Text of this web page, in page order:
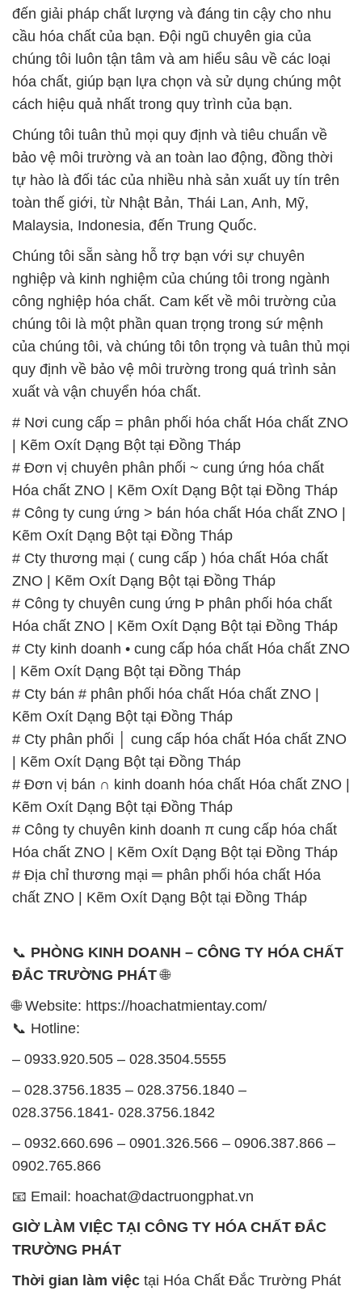
đến giải pháp chất lượng và đáng tin cậy cho nhu
cầu hóa chất của bạn. Đội ngũ chuyên gia của
chúng tôi luôn tận tâm và am hiểu sâu về các loại
hóa chất, giúp bạn lựa chọn và sử dụng chúng một
cách hiệu quả nhất trong quy trình của bạn.
Chúng tôi tuân thủ mọi quy định và tiêu chuẩn về
bảo vệ môi trường và an toàn lao động, đồng thời
tự hào là đối tác của nhiều nhà sản xuất uy tín trên
toàn thế giới, từ Nhật Bản, Thái Lan, Anh, Mỹ,
Malaysia, Indonesia, đến Trung Quốc.
Chúng tôi sẵn sàng hỗ trợ bạn với sự chuyên
nghiệp và kinh nghiệm của chúng tôi trong ngành
công nghiệp hóa chất. Cam kết về môi trường của
chúng tôi là một phần quan trọng trong sứ mệnh
của chúng tôi, và chúng tôi tôn trọng và tuân thủ mọi
quy định về bảo vệ môi trường trong quá trình sản
xuất và vận chuyển hóa chất.
# Nơi cung cấp = phân phối hóa chất Hóa chất ZNO
| Kẽm Oxít Dạng Bột tại Đồng Tháp
# Đơn vị chuyên phân phối ~ cung ứng hóa chất
Hóa chất ZNO | Kẽm Oxít Dạng Bột tại Đồng Tháp
# Công ty cung ứng > bán hóa chất Hóa chất ZNO |
Kẽm Oxít Dạng Bột tại Đồng Tháp
# Cty thương mại ( cung cấp ) hóa chất Hóa chất
ZNO | Kẽm Oxít Dạng Bột tại Đồng Tháp
# Công ty chuyên cung ứng Þ phân phối hóa chất
Hóa chất ZNO | Kẽm Oxít Dạng Bột tại Đồng Tháp
# Cty kinh doanh • cung cấp hóa chất Hóa chất ZNO
| Kẽm Oxít Dạng Bột tại Đồng Tháp
# Cty bán # phân phối hóa chất Hóa chất ZNO |
Kẽm Oxít Dạng Bột tại Đồng Tháp
# Cty phân phối │ cung cấp hóa chất Hóa chất ZNO
| Kẽm Oxít Dạng Bột tại Đồng Tháp
# Đơn vị bán ∩ kinh doanh hóa chất Hóa chất ZNO |
Kẽm Oxít Dạng Bột tại Đồng Tháp
# Công ty chuyên kinh doanh π cung cấp hóa chất
Hóa chất ZNO | Kẽm Oxít Dạng Bột tại Đồng Tháp
# Địa chỉ thương mại ═ phân phối hóa chất Hóa
chất ZNO | Kẽm Oxít Dạng Bột tại Đồng Tháp
📞 PHÒNG KINH DOANH – CÔNG TY HÓA CHẤT
ĐẮC TRƯỜNG PHÁT🌐
🌐 Website: https://hoachatmientay.com/
📞 Hotline:
– 0933.920.505 – 028.3504.5555
– 028.3756.1835 – 028.3756.1840 –
028.3756.1841- 028.3756.1842
– 0932.660.696 – 0901.326.566 – 0906.387.866 –
0902.765.866
📧 Email: hoachat@dactruongphat.vn
GIỜ LÀM VIỆC TẠI CÔNG TY HÓA CHẤT ĐẮC
TRƯỜNG PHÁT
Thời gian làm việc tại Hóa Chất Đắc Trường Phát